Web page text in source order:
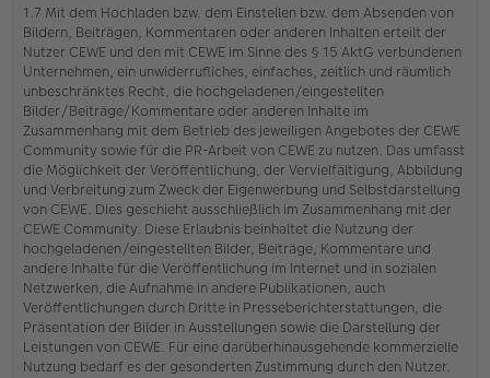
1.7 Mit dem Hochladen bzw. dem Einstellen bzw. dem Absenden von
Bildern, Beiträgen, Kommentaren oder anderen Inhalten erteilt der
Nutzer CEWE und den mit CEWE im Sinne des § 15 AktG verbundenen
Unternehmen, ein unwiderrufliches, einfaches, zeitlich und räumlich
unbeschränktes Recht, die hochgeladenen/eingestellten
Bilder/Beiträge/Kommentare oder anderen Inhalte im
Zusammenhang mit dem Betrieb des jeweiligen Angebotes der CEWE
Community sowie für die PR-Arbeit von CEWE zu nutzen. Das umfasst
die Möglichkeit der Veröffentlichung, der Vervielfältigung, Abbildung
und Verbreitung zum Zweck der Eigenwerbung und Selbstdarstellung
von CEWE. Dies geschieht ausschließlich im Zusammenhang mit der
CEWE Community. Diese Erlaubnis beinhaltet die Nutzung der
hochgeladenen/eingestellten Bilder, Beiträge, Kommentare und
andere Inhalte für die Veröffentlichung im Internet und in sozialen
Netzwerken, die Aufnahme in andere Publikationen, auch
Veröffentlichungen durch Dritte in Presseberichterstattungen, die
Präsentation der Bilder in Ausstellungen sowie die Darstellung der
Leistungen von CEWE. Für eine darüberhinausgehende kommerzielle
Nutzung bedarf es der gesonderten Zustimmung durch den Nutzer.